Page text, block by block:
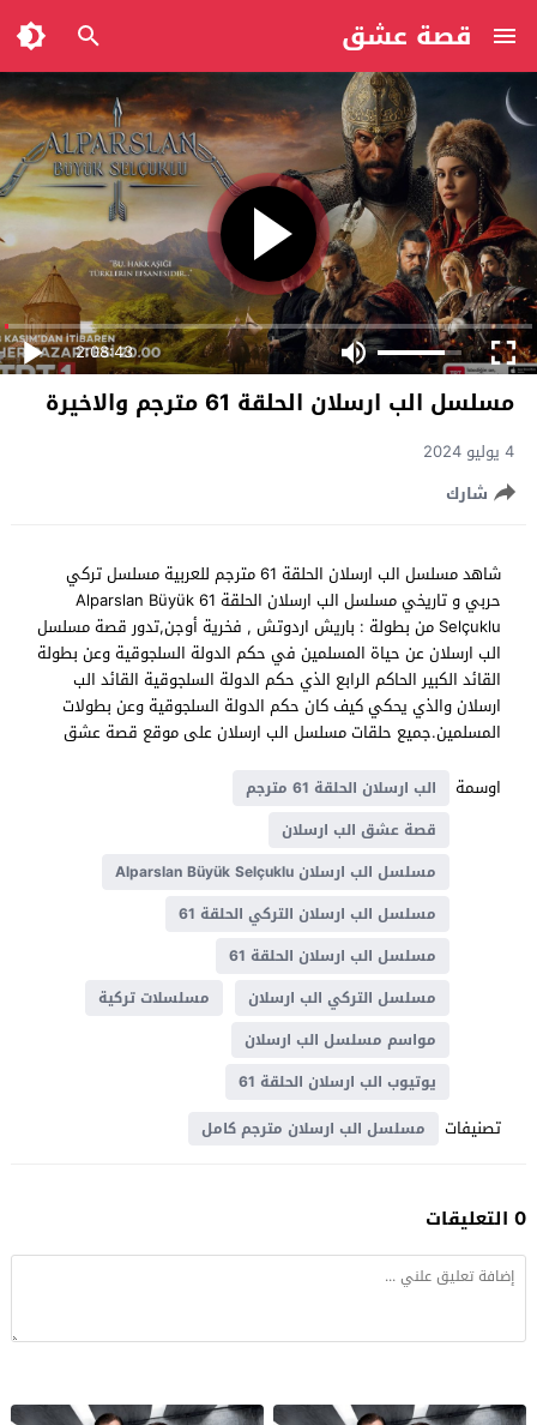
قصة عشق
2:08:43
مسلسل الب ارسلان الحلقة 61 مترجم والاخيرة
4 يوليو 2024
شارك
شاهد مسلسل الب ارسلان الحلقة 61 مترجم للعربية مسلسل تركي
حربي و تاريخي مسلسل الب ارسلان الحلقة 61 Alparslan Büyük
Selçuklu من بطولة : باريش اردوتش , فخرية أوجن,تدور قصة مسلسل
الب ارسلان عن حياة المسلمين في حكم الدولة السلجوقية وعن بطولة
القائد الكبير الحاكم الرابع الذي حكم الدولة السلجوقية القائد الب
ارسلان والذي يحكي كيف كان حكم الدولة السلجوقية وعن بطولات
المسلمين.جميع حلقات مسلسل الب ارسلان على موقع قصة عشق
اوسمة
الب ارسلان الحلقة 61 مترجم
قصة عشق الب ارسلان
مسلسل الب ارسلان Alparslan Büyük Selçuklu
مسلسل الب ارسلان التركي الحلقة 61
مسلسل الب ارسلان الحلقة 61
مسلسل التركي الب ارسلان
مسلسلات تركية
مواسم مسلسل الب ارسلان
يوتيوب الب ارسلان الحلقة 61
تصنيفات مسلسل الب ارسلان مترجم كامل
0 التعليقات